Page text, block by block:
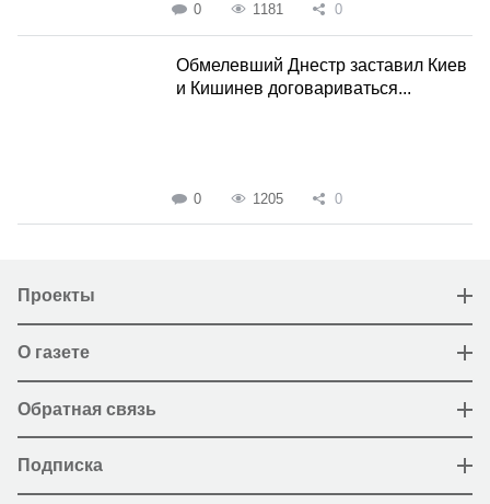
0 1181 0
Обмелевший Днестр заставил Киев
и Кишинев договариваться...
0 1205 0
Проекты
О газете
Обратная связь
Подписка